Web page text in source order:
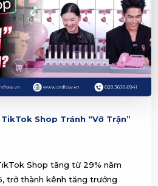
Shop Tránh “Vỡ Trận”
Shop tăng từ 29% năm
trở thành kênh tăng trưởng